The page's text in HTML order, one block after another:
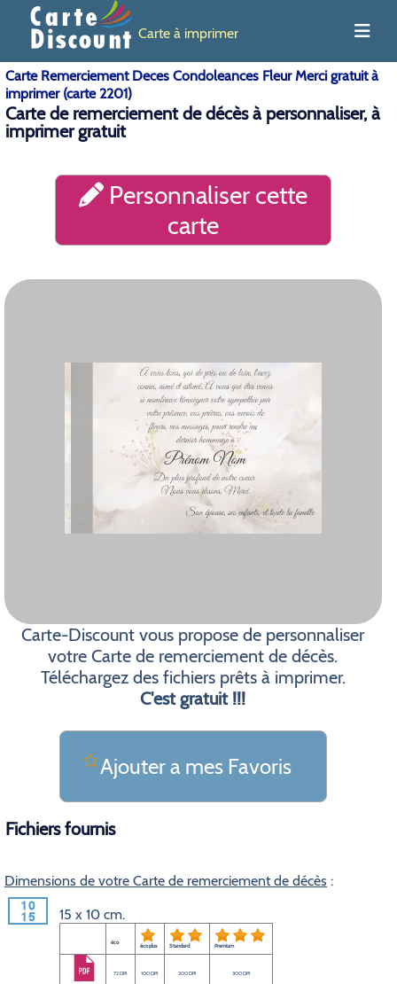
Carte à imprimer
Carte Remerciement Deces Condoleances Fleur Merci gratuit à
imprimer (carte 2201)
Carte de remerciement de décès à personnaliser, à
imprimer gratuit
Personnaliser cette
carte
Carte-Discount vous propose de personnaliser
votre Carte de remerciement de décès.
Téléchargez des fichiers prêts à imprimer.
C'est gratuit !!!
Ajouter a mes Favoris
Fichiers fournis
Dimensions de votre Carte de remerciement de décès :
15 x 10 cm.
éco éco plus Standard Premium
72 DPI 100 DPI 200 DPI 300 DPI